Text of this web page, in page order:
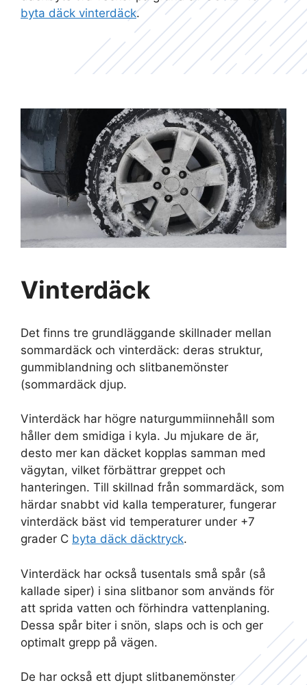
byta däck vinterdäck.
Vinterdäck
Det finns tre grundläggande skillnader mellan
sommardäck och vinterdäck: deras struktur,
gummiblandning och slitbanemönster
(sommardäck djup.
Vinterdäck har högre naturgummiinnehåll som
håller dem smidiga i kyla. Ju mjukare de är,
desto mer kan däcket kopplas samman med
vägytan, vilket förbättrar greppet och
hanteringen. Till skillnad från sommardäck, som
härdar snabbt vid kalla temperaturer, fungerar
vinterdäck bäst vid temperaturer under +7
grader C byta däck däcktryck.
Vinterdäck har också tusentals små spår (så
kallade siper) i sina slitbanor som används för
att sprida vatten och förhindra vattenplaning.
Dessa spår biter i snön, slaps och is och ger
optimalt grepp på vägen.
De har också ett djupt slitbanemönster